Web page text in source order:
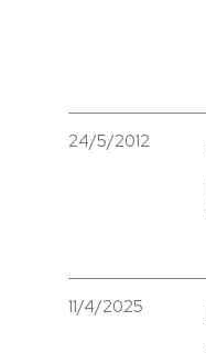
24/5/2012
11/4/2025